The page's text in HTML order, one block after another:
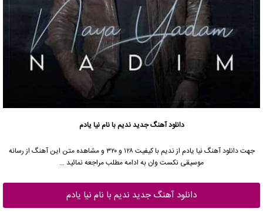
دانلود آهنگ جدیدندیمبا نام نیا یادم
جهت دانلود آهنگ نیا یادم ازندیم
با کیفیت ۱۲۸ و ۳۲۰ و مشاهده متن این آهنگ از رسانه
موسیقی نکست وان به ادامه مطلب مراجعه نمائید …
دانلود آهنگ جدید ندیم با نام نیا یادم